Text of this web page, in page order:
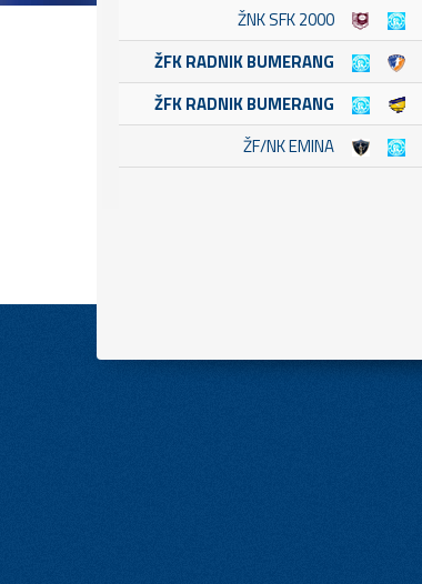
ŽNK SFK 2000
ŽFK RADNIK BUMERANG
ŽFK RADNIK BUMERANG
ŽF/NK EMINA